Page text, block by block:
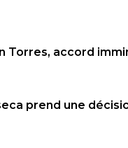
Torres, accord
prend une